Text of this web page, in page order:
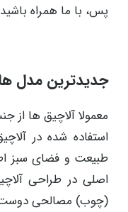
پس، با ما همراه باشید.
جدیدترین مدل
معمولا آلاچیق ها
استفاده شده در
طبیعت و فضای سبز
اصلی در طراحی
(چوب) مصالحی